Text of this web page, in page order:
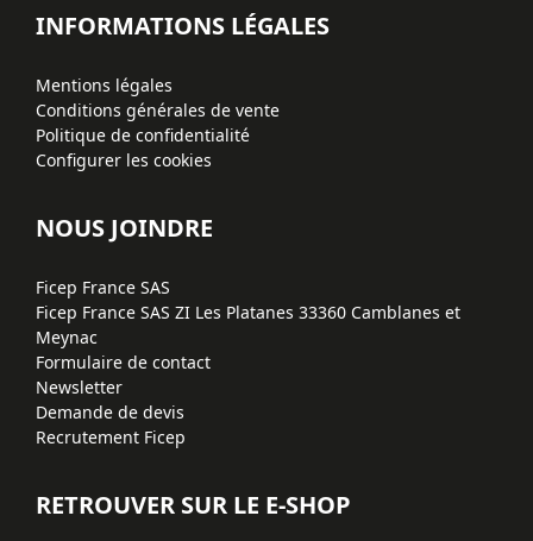
INFORMATIONS LÉGALES
Mentions légales
Conditions générales de vente
Politique de confidentialité
Configurer les cookies
NOUS JOINDRE
Ficep France SAS
Ficep France SAS ZI Les Platanes 33360 Camblanes et
Meynac
Formulaire de contact
Newsletter
Demande de devis
Recrutement Ficep
RETROUVER SUR LE E-SHOP